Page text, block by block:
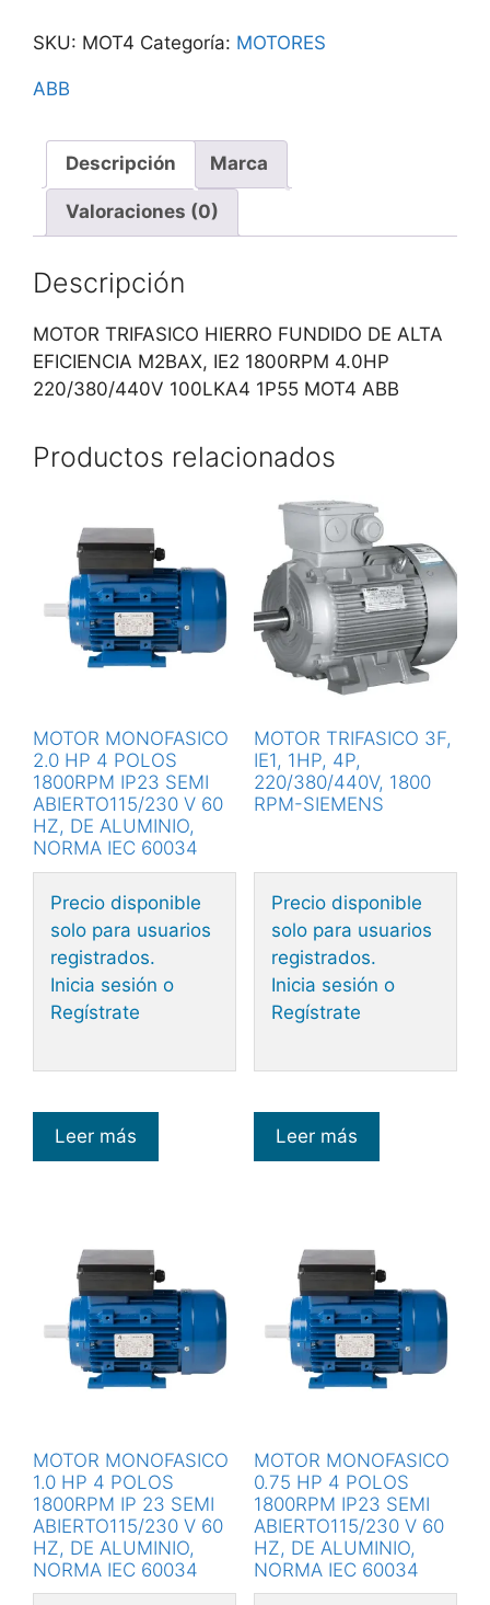
SKU: MOT4 Categoría: MOTORES
ABB
Descripción Marca
Valoraciones (0)
Descripción
MOTOR TRIFASICO HIERRO FUNDIDO DE ALTA
EFICIENCIA M2BAX, IE2 1800RPM 4.0HP
220/380/440V 100LKA4 1P55 MOT4 ABB
Productos relacionados
MOTOR MONOFASICO
2.0 HP 4 POLOS
1800RPM IP23 SEMI
ABIERTO115/230 V 60
HZ, DE ALUMINIO,
NORMA IEC 60034
Precio disponible
solo para usuarios
registrados.
Inicia sesión o
Regístrate
Leer más
MOTOR TRIFASICO 3F,
IE1, 1HP, 4P,
220/380/440V, 1800
RPM-SIEMENS
Precio disponible
solo para usuarios
registrados.
Inicia sesión o
Regístrate
Leer más
MOTOR MONOFASICO
1.0 HP 4 POLOS
1800RPM IP 23 SEMI
ABIERTO115/230 V 60
HZ, DE ALUMINIO,
NORMA IEC 60034
MOTOR MONOFASICO
0.75 HP 4 POLOS
1800RPM IP23 SEMI
ABIERTO115/230 V 60
HZ, DE ALUMINIO,
NORMA IEC 60034